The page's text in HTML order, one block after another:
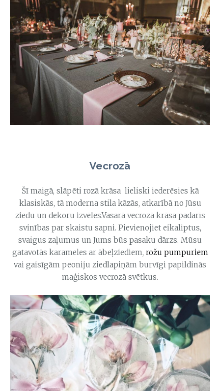
Vecrozā
Šī maigā, slāpēti rozā krāsa lieliski iederēsies kā
klasiskās, tā moderna stila kāzās, atkarībā no Jūsu
ziedu un dekoru izvēles.Vasarā vecrozā krāsa padarīs
svinības par skaistu sapni. Pievienojiet eikaliptus,
svaigus zaļumus un Jums būs pasaku dārzs. Mūsu
gatavotās karameles ar ābeļziediem, rožu pumpuriem
vai gaisīgām peoniju ziedlapiņām burvīgi papildinās
maģiskos vecrozā svētkus.